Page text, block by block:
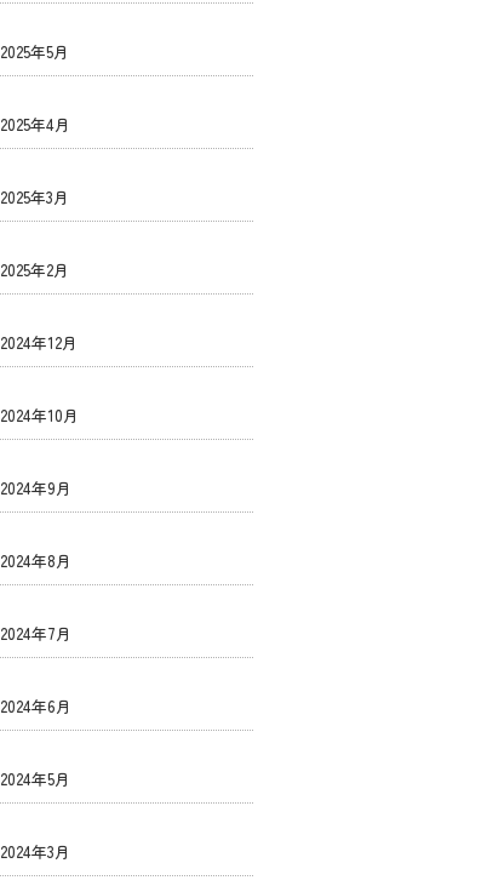
2025年5月
2025年4月
2025年3月
2025年2月
2024年12月
2024年10月
2024年9月
2024年8月
2024年7月
2024年6月
2024年5月
2024年3月